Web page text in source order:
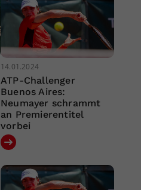
14.01.2024
ATP-Challenger
Buenos Aires:
Neumayer schrammt
an Premierentitel
vorbei